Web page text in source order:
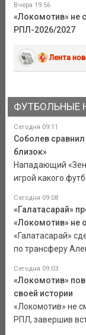
Вчера 19:56
«Локомотив» не
РПЛ-2026/2027
Лента
ФУТБОЛЬНЫЕ
Сегодня 09:11
Соболев
близок»
Нападающий
игрой какого
Сегодня 09:08
«Галатасарай»
«Локомотив» не
«Галатасарай»
по трансферу
Сегодня 09:03
«Локомотив»
своей истории
«Локомотив» не
РПЛ, завершив